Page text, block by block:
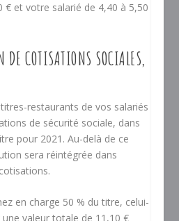
€ et votre salarié de 4,40 à 5,50
COTISATIONS SOCIALES,
restaurants de vos salariés
de sécurité sociale, dans
pour 2021. Au-delà de ce
sera réintégrée dans
en charge 50 % du titre, celui-
valeur totale de 11,10 €